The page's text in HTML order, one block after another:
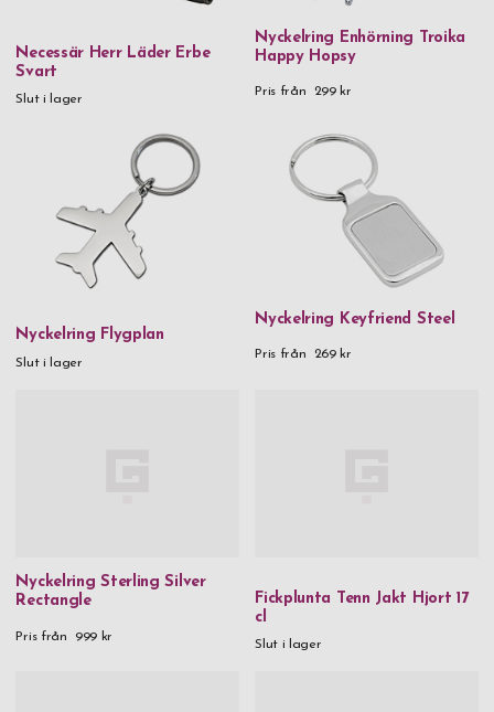
Necessär Herr Läder Erbe
Svart
Slut i lager
Nyckelring Enhörning Troika
Happy Hopsy
Pris från 299 kr
Nyckelring Flygplan
Slut i lager
Nyckelring Keyfriend Steel
Pris från 269 kr
Nyckelring Sterling Silver
Rectangle
Pris från 999 kr
Fickplunta Tenn Jakt Hjort 17
cl
Slut i lager